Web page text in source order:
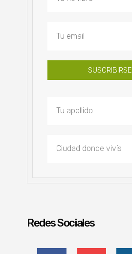
SUSCRIBIRSE
Redes Sociales